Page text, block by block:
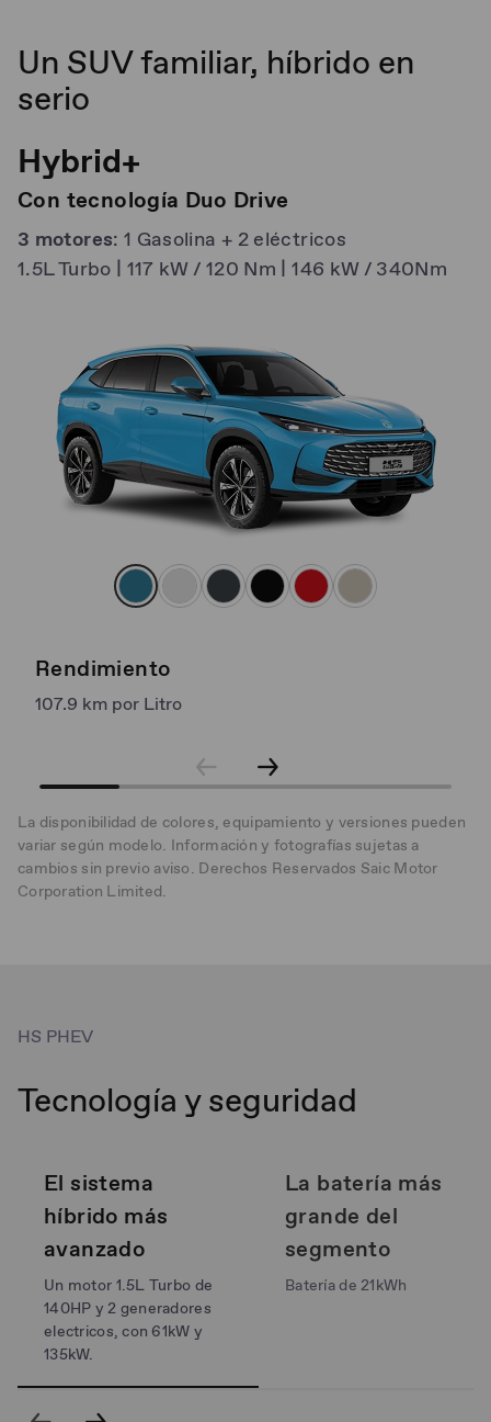
Un SUV familiar, híbrido en
serio
Hybrid+
Con tecnología Duo Drive
3 motores: 1 Gasolina + 2 eléctricos
1.5L Turbo | 117 kW / 120 Nm | 146 kW / 340Nm
Rendimiento
107.9 km por Litro
La disponibilidad de colores, equipamiento y versiones pueden
variar según modelo. Información y fotografías sujetas a
cambios sin previo aviso. Derechos Reservados Saic Motor
Corporation Limited.
HS PHEV
Tecnología y seguridad
El sistema
híbrido más
avanzado
Un motor 1.5L Turbo de
140HP y 2 generadores
electricos, con 61kW y
135kW.
La batería más
grande del
segmento
Batería de 21kWh